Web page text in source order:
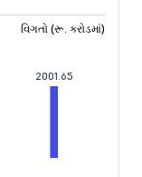
વિગતો (રૂ. કરોડમાં)